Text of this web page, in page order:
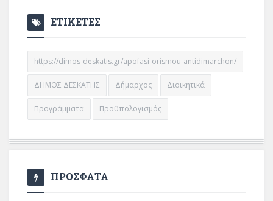
ΕΤΙΚΕΤΕΣ
https://dimos-deskatis.gr/apofasi-orismou-antidimarchon/
ΔΗΜΟΣ ΔΕΣΚΑΤΗΣ Δήμαρχος Διοικητικά
Προγράμματα Προϋπολογισμός
ΠΡΟΣΦΑΤΑ